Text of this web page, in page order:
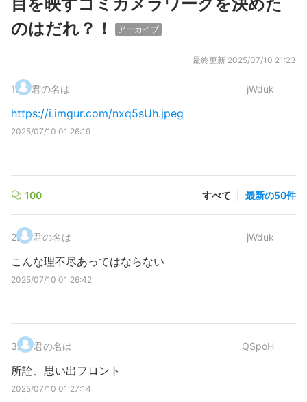
のはだれ？！
アーカイブ
最終更新 2025/07/10 21:23
1. 君の名は jWduk
https://i.imgur.com/nxq5sUh.jpeg
2025/07/10 01:26:19
100 すべて 最新の50件
2. 君の名は jWduk
こんな理不尽あってはならない
2025/07/10 01:26:42
3. 君の名は QSpoH
所詮、思い出フロント
2025/07/10 01:27:14